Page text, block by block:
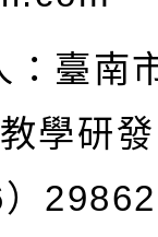
：臺南
學研
）